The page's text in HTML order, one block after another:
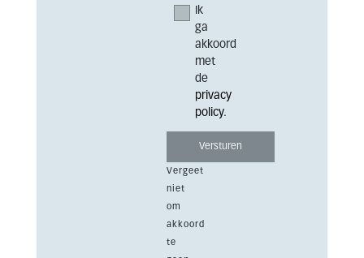
Ik
ga
akkoord
met
de
privacy
policy.
Vergeet
niet
om
akkoord
te